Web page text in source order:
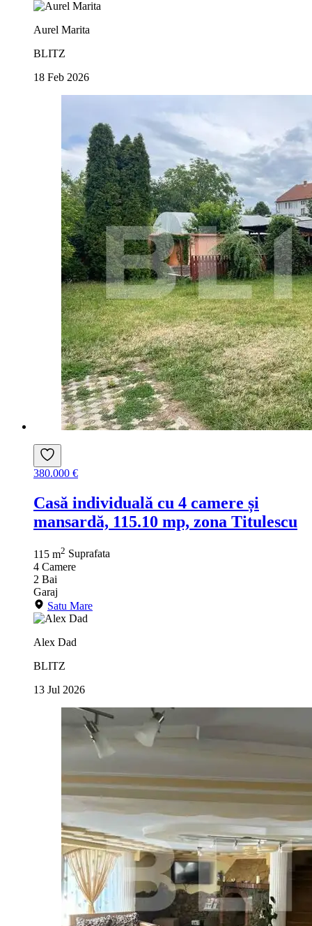
Aurel Marita
BLITZ
18 Feb 2026
380.000 €
Casă individuală cu 4 camere și
mansardă, 115.10 mp, zona Titulescu
115 m2 Suprafata
4 Camere
2 Bai
Garaj
Satu Mare
Alex Dad
BLITZ
13 Jul 2026